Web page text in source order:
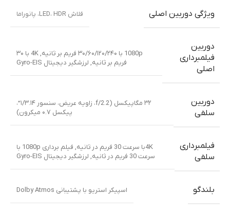
ویژگی دوربین اصلی فلاش LED، HDR، پانوراما
دوربین
فیلمبرداری
اصلی
1080p با ۳۰/۶۰/۱۲۰/۲۴۰ فریم بر ثانیه ,
4K با ۳۰
فریم بر ثانیه, لرزشگیر دیجیتال Gyro-EIS
دوربین
سلفی
۳۲ مگاپیکسل (f/2.2، زاویه عریض، سنسور ۱/۳.۱۴”،
پیکسل ۰.۷ میکرون)
فیلمبرداری
سلفی
4Kبا سرعت 30 فریم در ثانیه ,
فیلم برداری 1080p با
سرعت 30 فریم در ثانیه
, لرزشگیر دیجیتال Gyro-EIS
بلندگو اسپیکر استریو با پشتیبانی Dolby Atmos